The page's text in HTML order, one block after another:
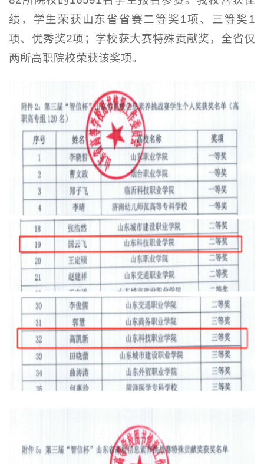
绩，学生荣获山东省省赛二等奖1项、三等奖1
项、优秀奖2项；学校获大赛特殊贡献奖，全省仅
两所高职院校荣获该奖项。